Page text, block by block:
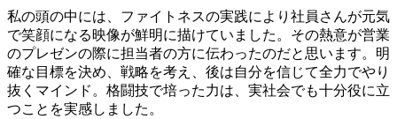
私の頭の中には、ファイトネスの実践により社員さんが元気
で笑顔になる映像が鮮明に描けていました。その熱意が営業
のプレゼンの際に担当者の方に伝わったのだと思います。明
確な目標を決め、戦略を考え、後は自分を信じて全力でやり
抜くマインド。格闘技で培った力は、実社会でも十分役に立
つことを実感しました。